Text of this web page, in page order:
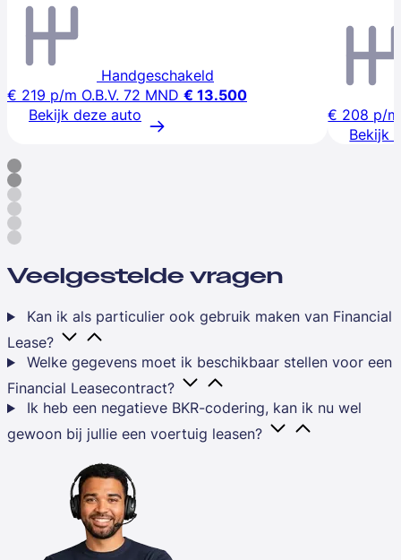
Handgeschakeld
€ 219 p/m O.B.V. 72 MND € 13.500
Bekijk deze auto
€ 208 p/m
Bekijk
Veelgestelde vragen
Kan ik als particulier ook gebruik maken van Financial
Lease?
Welke gegevens moet ik beschikbaar stellen voor een
Financial Leasecontract?
Ik heb een negatieve BKR-codering, kan ik nu wel
gewoon bij jullie een voertuig leasen?